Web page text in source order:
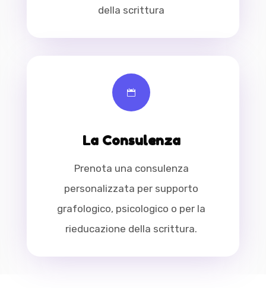
della scrittura

La Consulenza
Prenota una consulenza
personalizzata per supporto
grafologico, psicologico o per la
rieducazione della scrittura.